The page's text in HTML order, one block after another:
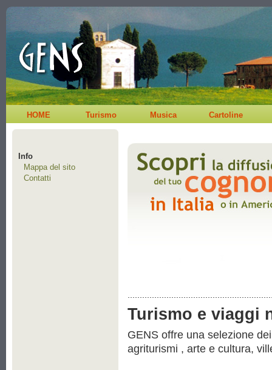
HOME Turismo Musica Cartoline
Info
Mappa del sito
Contatti
Turismo e viaggi
GENS offre una selezione
agriturismi , arte e cultura,